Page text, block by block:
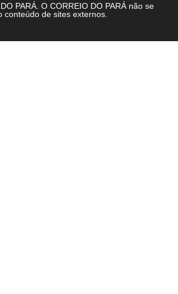
PARÁ. O CORREIO DO PARÁ não se
conteúdo de sites externos.